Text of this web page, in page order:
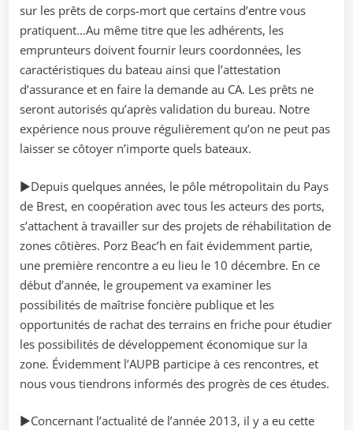
sur les prêts de corps-mort que certains d’entre vous
pratiquent…Au même titre que les adhérents, les
emprunteurs doivent fournir leurs coordonnées, les
caractéristiques du bateau ainsi que l’attestation
d’assurance et en faire la demande au CA. Les prêts ne
seront autorisés qu’après validation du bureau. Notre
expérience nous prouve régulièrement qu’on ne peut pas
laisser se côtoyer n’importe quels bateaux.
►Depuis quelques années, le pôle métropolitain du Pays
de Brest, en coopération avec tous les acteurs des ports,
s’attachent à travailler sur des projets de réhabilitation de
zones côtières. Porz Beac’h en fait évidemment partie,
une première rencontre a eu lieu le 10 décembre. En ce
début d’année, le groupement va examiner les
possibilités de maîtrise foncière publique et les
opportunités de rachat des terrains en friche pour étudier
les possibilités de développement économique sur la
zone. Évidemment l’AUPB participe à ces rencontres, et
nous vous tiendrons informés des progrès de ces études.
►Concernant l’actualité de l’année 2013, il y a eu cette